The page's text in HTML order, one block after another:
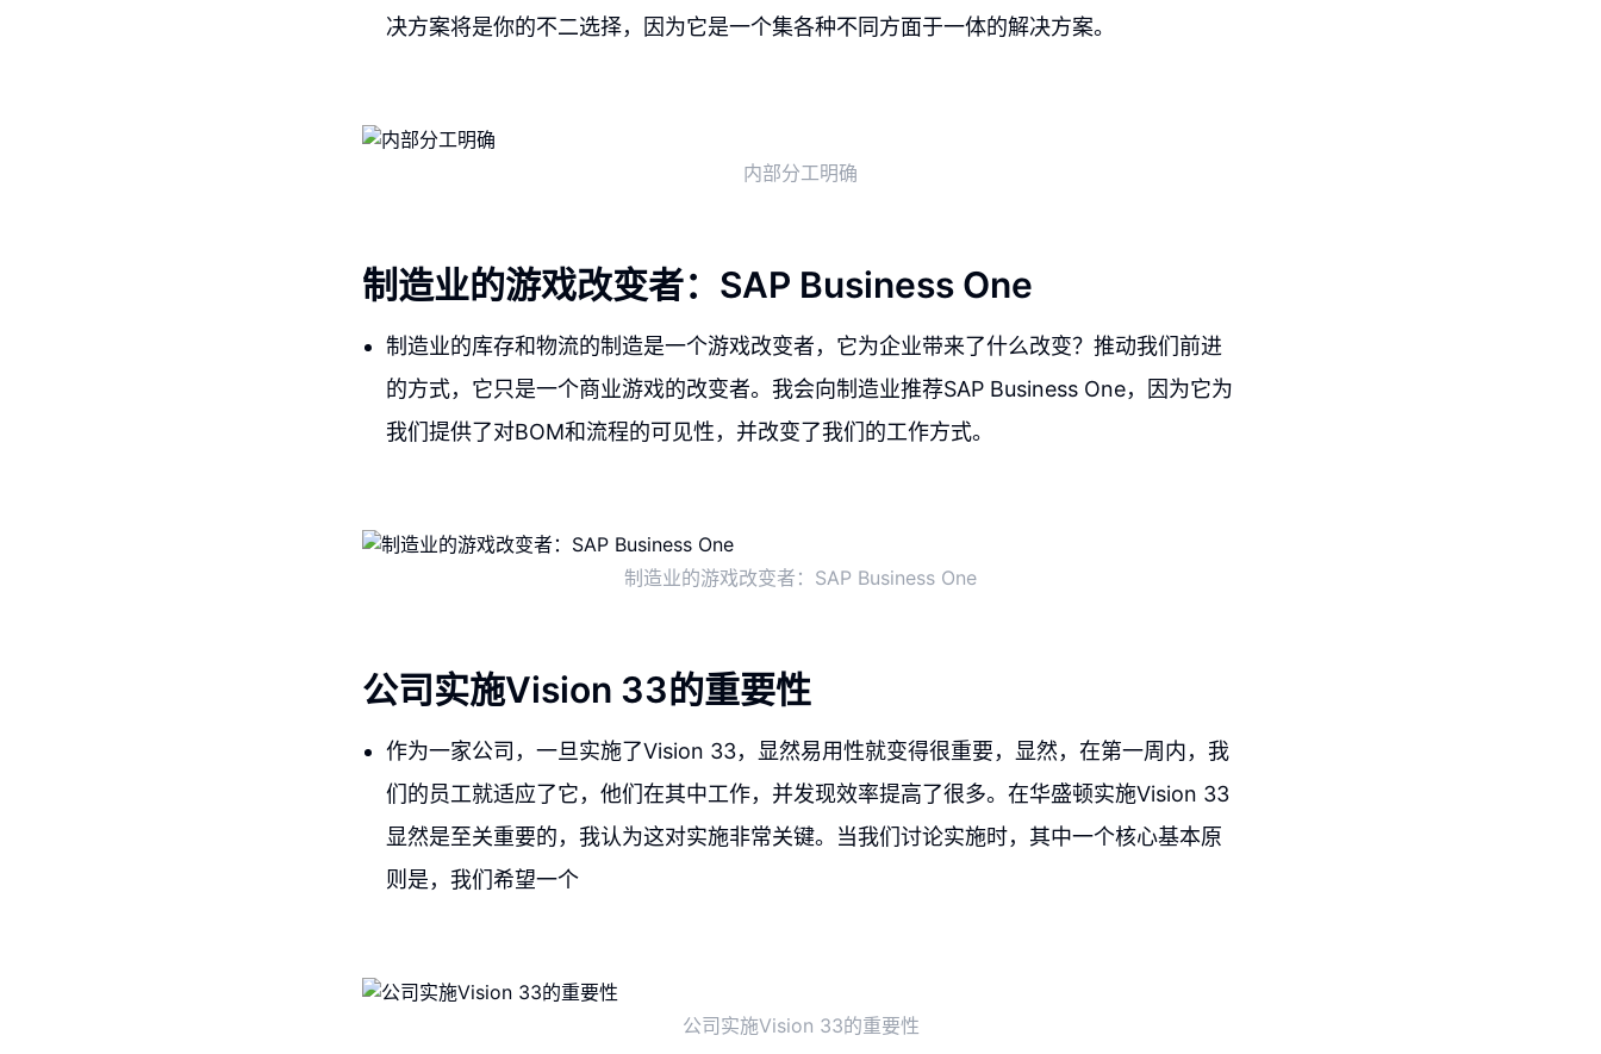
决方案将是你的不二选择，因为它是一个集各种不同方面于一体的解决方案。
内部分工明确
制造业的游戏改变者：SAP Business One
制造业的库存和物流的制造是一个游戏改变者，它为企业带来了什么改变？推动我们前进
的方式，它只是一个商业游戏的改变者。我会向制造业推荐SAP Business One，因为它为
我们提供了对BOM和流程的可见性，并改变了我们的工作方式。
制造业的游戏改变者：SAP Business One
公司实施Vision 33的重要性
作为一家公司，一旦实施了Vision 33，显然易用性就变得很重要，显然，在第一周内，我
们的员工就适应了它，他们在其中工作，并发现效率提高了很多。在华盛顿实施Vision 33
显然是至关重要的，我认为这对实施非常关键。当我们讨论实施时，其中一个核心基本原
则是，我们希望一个
公司实施Vision 33的重要性